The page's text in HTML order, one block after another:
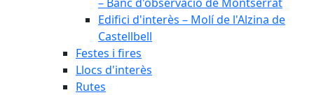
Edifici d'interès – Molí de l'Alzina de
Castellbell
Festes i fires
Llocs d'interès
Rutes